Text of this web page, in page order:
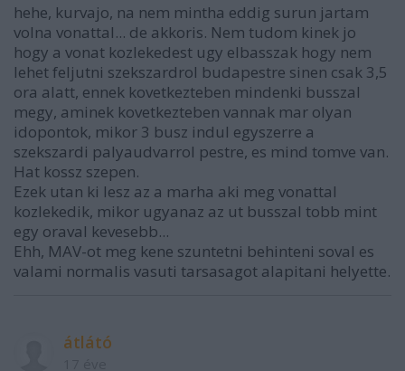
hehe, kurvajo, na nem mintha eddig surun jartam
volna vonattal... de akkoris. Nem tudom kinek jo
hogy a vonat kozlekedest ugy elbasszak hogy nem
lehet feljutni szekszardrol budapestre sinen csak 3,5
ora alatt, ennek kovetkezteben mindenki busszal
megy, aminek kovetkezteben vannak mar olyan
idopontok, mikor 3 busz indul egyszerre a
szekszardi palyaudvarrol pestre, es mind tomve van.
Hat kossz szepen.
Ezek utan ki lesz az a marha aki meg vonattal
kozlekedik, mikor ugyanaz az ut busszal tobb mint
egy oraval kevesebb...
Ehh, MAV-ot meg kene szuntetni behinteni soval es
valami normalis vasuti tarsasagot alapitani helyette.
átlátó